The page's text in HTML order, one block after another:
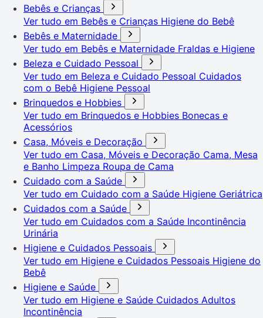
Bebês e Crianças
Ver tudo em Bebês e Crianças Higiene do Bebê
Bebês e Maternidade
Ver tudo em Bebês e Maternidade Fraldas e Higiene
Beleza e Cuidado Pessoal
Ver tudo em Beleza e Cuidado Pessoal Cuidados
com o Bebê Higiene Pessoal
Brinquedos e Hobbies
Ver tudo em Brinquedos e Hobbies Bonecas e
Acessórios
Casa, Móveis e Decoração
Ver tudo em Casa, Móveis e Decoração Cama, Mesa
e Banho Limpeza Roupa de Cama
Cuidado com a Saúde
Ver tudo em Cuidado com a Saúde Higiene Geriátrica
Cuidados com a Saúde
Ver tudo em Cuidados com a Saúde Incontinência
Urinária
Higiene e Cuidados Pessoais
Ver tudo em Higiene e Cuidados Pessoais Higiene do
Bebê
Higiene e Saúde
Ver tudo em Higiene e Saúde Cuidados Adultos
Incontinência